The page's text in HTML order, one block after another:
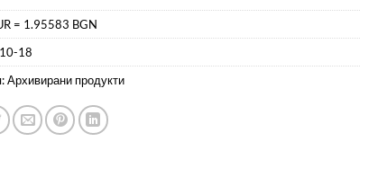
= 1.95583 BGN
18
Архивирани продукти